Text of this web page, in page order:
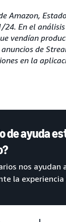
Amazon,
En el
vendían
de
en la
de ayuda
nos ayudan
la